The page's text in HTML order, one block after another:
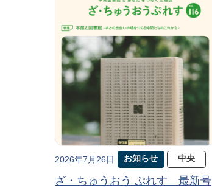
2026年7月26日 お知らせ 中央
ざ・ちゅうおう ぷれす 最新号